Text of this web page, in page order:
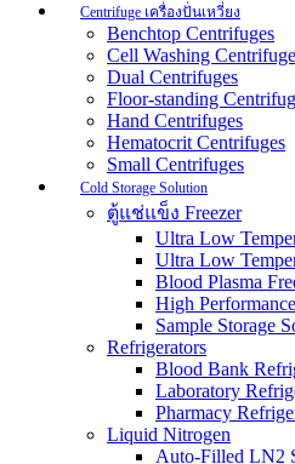
Centrifuge เครื่องปั่นเหวี่ยง
Benchtop Centrifuges
Cell Washing
Dual Centrifuges
Floor-standing
Hand Centrifuges
Hematocrit Centrifuges
Small Centrifuges
Cold Storage Solution
ตู้แช่แข็ง Freezer
Ultra Low
Ultra Low
Blood Plasma
High
Sample Storage
Refrigerators
Blood Bank
Laboratory
Pharmacy
Liquid Nitrogen
Auto-Filled LN2